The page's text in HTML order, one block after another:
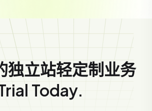
独立站轻定制业务
Today.